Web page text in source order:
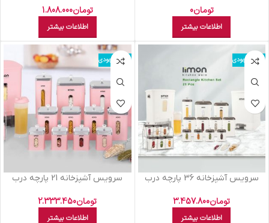
تومان0
اطلاعات بیشتر
تومان1.808.000
اطلاعات بیشتر
اتمام موجودی
سرويس آشپزخانه 36 پارچه درب
تومان3.457.800
اطلاعات بیشتر
اتمام موجودی
سرويس آشپزخانه 21 پارچه درب
پاستيليتومان2.333.450
اطلاعات بیشتر